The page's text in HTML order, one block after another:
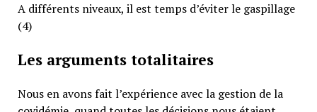
A différents niveaux, il est temps d’éviter le gaspillage
(4)
Les arguments totalitaires
Nous en avons fait l’expérience avec la gestion de la